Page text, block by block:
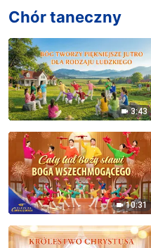
Chór taneczny
3:43
10:31